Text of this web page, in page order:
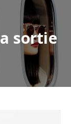
sortie